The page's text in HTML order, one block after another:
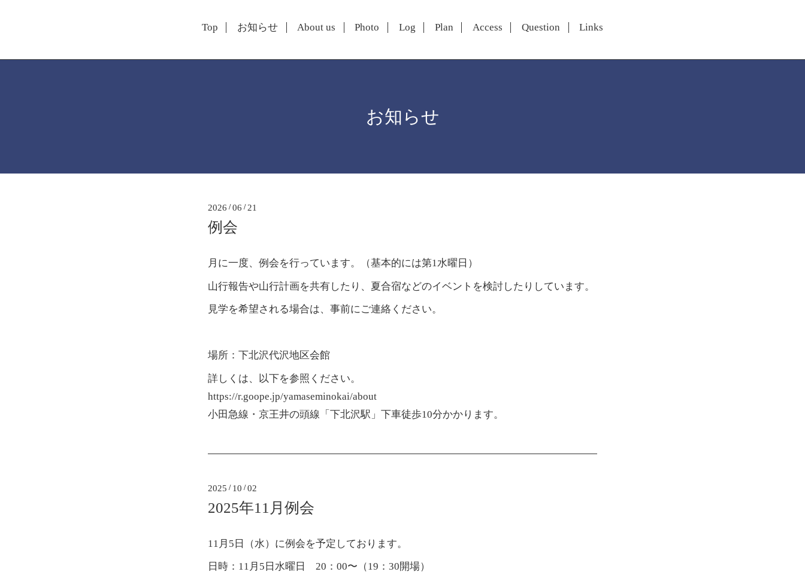
Top お知らせ About us Photo Log Plan Access Question Links
お知らせ
2026 /06 / 21
例会
月に一度、例会を行っています。（基本的には第1水曜日）
山行報告や山行計画を共有したり、夏合宿などのイベントを検討したりしています。
見学を希望される場合は、事前にご連絡ください。
場所：下北沢代沢地区会館
詳しくは、以下を参照ください。
https://r.goope.jp/yamaseminokai/about
小田急線・京王井の頭線「下北沢駅」下車徒歩10分かかります。
2025 / 10 /02
2025年11月例会
11月5日（水）に例会を予定しております。
日時：11月5日水曜日 20：00〜（19：30開場）